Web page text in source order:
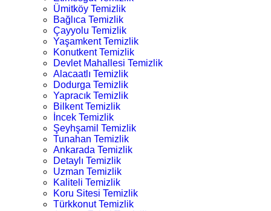
Ümitköy Temizlik
Bağlıca Temizlik
Çayyolu Temizlik
Yaşamkent Temizlik
Konutkent Temizlik
Devlet Mahallesi Temizlik
Alacaatlı Temizlik
Dodurga Temizlik
Yapracık Temizlik
Bilkent Temizlik
İncek Temizlik
Şeyhşamil Temizlik
Tunahan Temizlik
Ankarada Temizlik
Detaylı Temizlik
Uzman Temizlik
Kaliteli Temizlik
Koru Sitesi Temizlik
Türkkonut Temizlik